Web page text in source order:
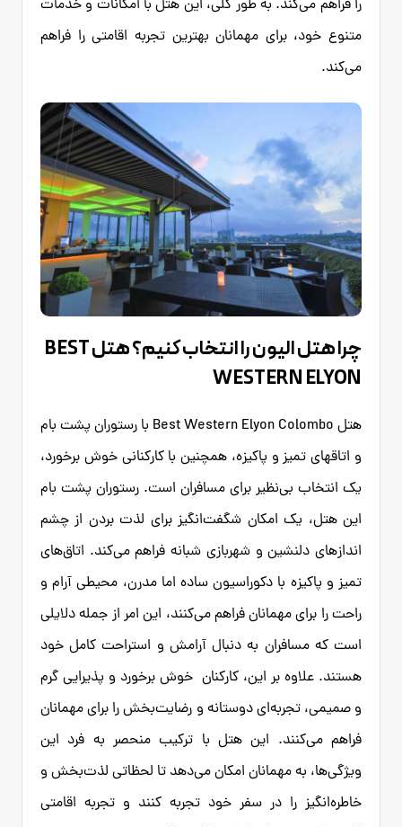
را فراهم می‌کند. به طور کلی، این هتل با امکانات و خدمات
متنوع خود، برای مهمانان بهترین تجربه اقامتی را فراهم
می‌کند.
چرا هتل الیون را انتخاب کنیم؟ هتل BEST
WESTERN ELYON
هتل Best Western Elyon Colombo با رستوران پشت بام
و اتاقهای تمیز و پاکیزه، همچنین با کارکنانی خوش برخورد،
یک انتخاب بی‌نظیر برای مسافران است. رستوران پشت بام
این هتل، یک امکان شگفت‌انگیز برای لذت بردن از چشم
اندازهای دلنشین و شهربازی شبانه فراهم می‌کند. اتاق‌های
تمیز و پاکیزه با دکوراسیون ساده اما مدرن، محیطی آرام و
راحت را برای مهمانان فراهم می‌کنند، این امر از جمله دلایلی
است که مسافران به دنبال آرامش و استراحت کامل خود
هستند. علاوه بر این، کارکنان خوش برخورد و پذیرایی گرم
و صمیمی، تجربه‌ای دوستانه و رضایت‌بخش را برای مهمانان
فراهم می‌کنند. این هتل با ترکیب منحصر به فرد این
ویژگی‌ها، به مهمانان امکان می‌دهد تا لحظاتی لذت‌بخش و
خاطره‌انگیز را در سفر خود تجربه کنند و تجربه اقامتی